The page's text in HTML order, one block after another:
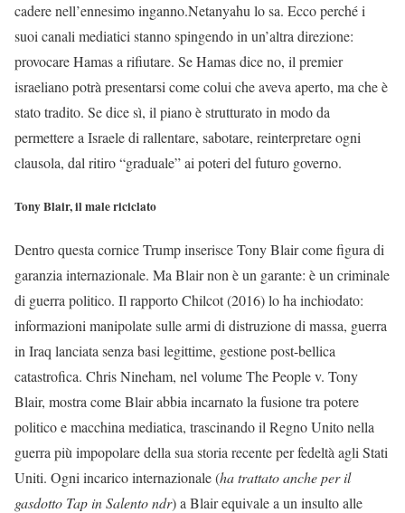
cadere nell’ennesimo inganno.Netanyahu lo sa. Ecco perché i
suoi canali mediatici stanno spingendo in un’altra direzione:
provocare Hamas a rifiutare. Se Hamas dice no, il premier
israeliano potrà presentarsi come colui che aveva aperto, ma che è
stato tradito. Se dice sì, il piano è strutturato in modo da
permettere a Israele di rallentare, sabotare, reinterpretare ogni
clausola, dal ritiro “graduale” ai poteri del futuro governo.
Tony Blair, il male riciclato
Dentro questa cornice Trump inserisce Tony Blair come figura di
garanzia internazionale. Ma Blair non è un garante: è un criminale
di guerra politico. Il rapporto Chilcot (2016) lo ha inchiodato:
informazioni manipolate sulle armi di distruzione di massa, guerra
in Iraq lanciata senza basi legittime, gestione post-bellica
catastrofica. Chris Nineham, nel volume The People v. Tony
Blair, mostra come Blair abbia incarnato la fusione tra potere
politico e macchina mediatica, trascinando il Regno Unito nella
guerra più impopolare della sua storia recente per fedeltà agli Stati
Uniti. Ogni incarico internazionale (ha trattato anche per il
gasdotto Tap in Salento ndr) a Blair equivale a un insulto alle